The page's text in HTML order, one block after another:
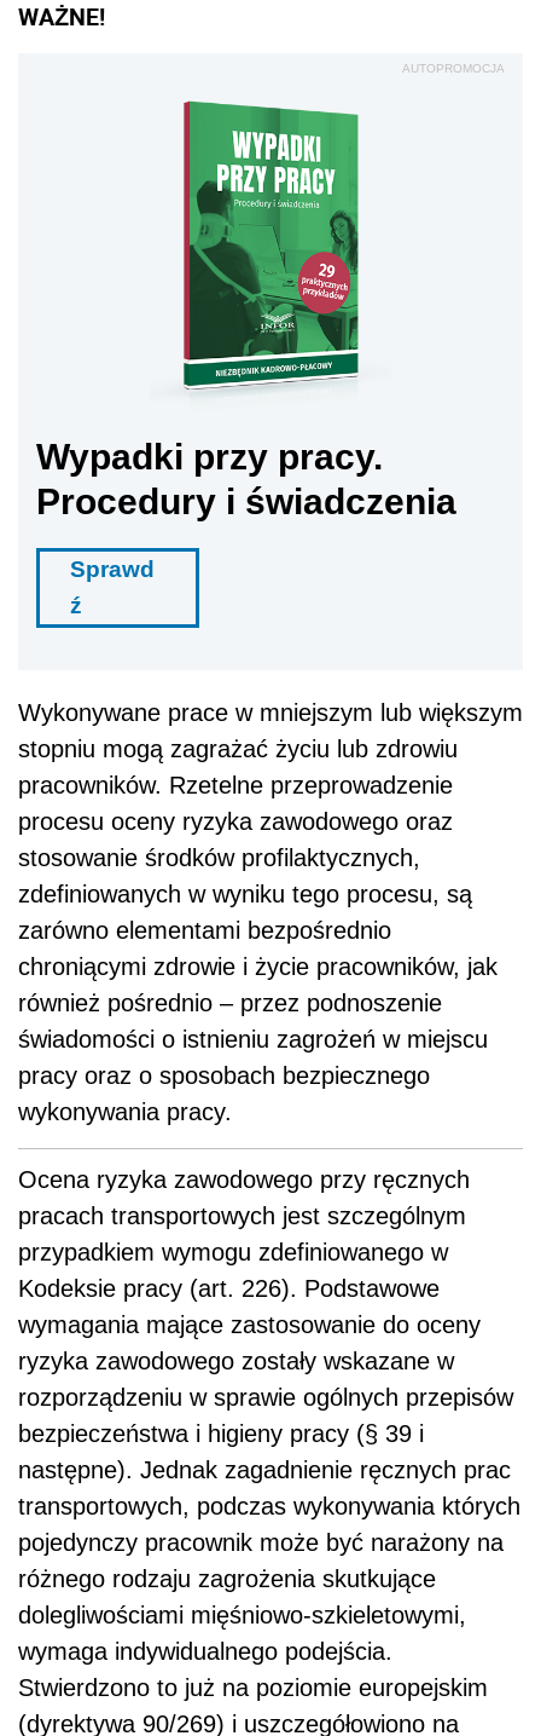
WAŻNE!
AUTOPROMOCJA
Wypadki przy pracy.
Procedury i świadczenia
Sprawd
ź
Wykonywane prace w mniejszym lub większym
stopniu mogą zagrażać życiu lub zdrowiu
pracowników. Rzetelne przeprowadzenie
procesu oceny ryzyka zawodowego oraz
stosowanie środków profilaktycznych,
zdefiniowanych w wyniku tego procesu, są
zarówno elementami bezpośrednio
chroniącymi zdrowie i życie pracowników, jak
również pośrednio – przez podnoszenie
świadomości o istnieniu zagrożeń w miejscu
pracy oraz o sposobach bezpiecznego
wykonywania pracy.
Ocena ryzyka zawodowego przy ręcznych
pracach transportowych jest szczególnym
przypadkiem wymogu zdefiniowanego w
Kodeksie pracy (art. 226). Podstawowe
wymagania mające zastosowanie do oceny
ryzyka zawodowego zostały wskazane w
rozporządzeniu w sprawie ogólnych przepisów
bezpieczeństwa i higieny pracy (§ 39 i
następne). Jednak zagadnienie ręcznych prac
transportowych, podczas wykonywania których
pojedynczy pracownik może być narażony na
różnego rodzaju zagrożenia skutkujące
dolegliwościami mięśniowo-szkieletowymi,
wymaga indywidualnego podejścia.
Stwierdzono to już na poziomie europejskim
(dyrektywa 90/269) i uszczegółowiono na